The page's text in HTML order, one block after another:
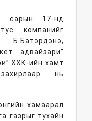
сарын 17-нд
компанийг
Б.Батэрдэнэ,
адвайзари”
ХХК-ийн хамт
нь
хамаарал
газрыг тухайн